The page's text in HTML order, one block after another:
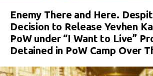
Enemy There and Here.
Decision to Release Yevhen
PoW under “I Want to Live”
Detained in PoW Camp Over